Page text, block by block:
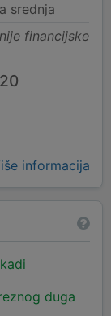
srednja
financijske
informacija
duga